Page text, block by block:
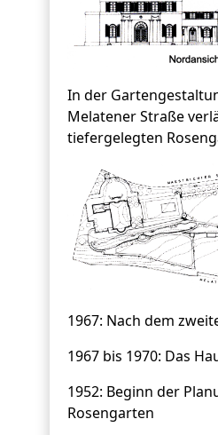
In der
Melatener Straße
tiefergelegten
1967: Nach dem
1967 bis 1970: Das
1952: Beginn der
Rosengarten